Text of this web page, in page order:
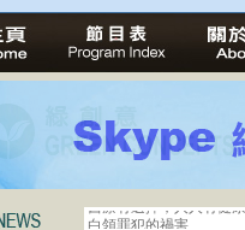
白領罪犯的禍害